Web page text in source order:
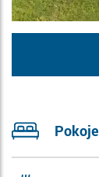
Pokoje